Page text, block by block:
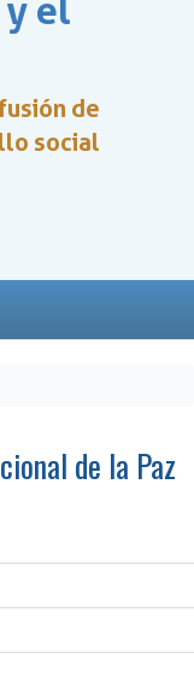
el
de
social
de la Paz